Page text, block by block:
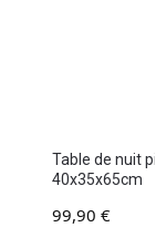
Table de nuit
40x35x65cm
99,90 €